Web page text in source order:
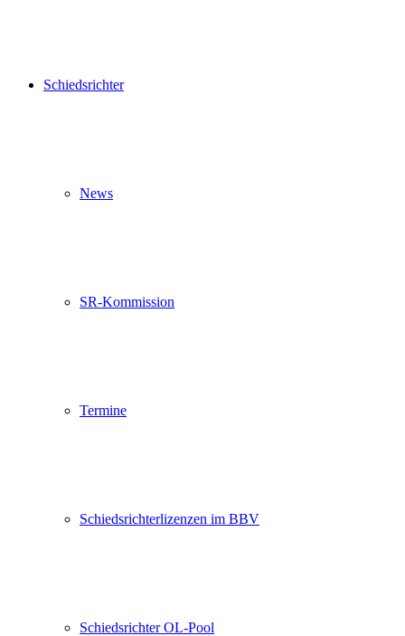
Schiedsrichter
News
SR-Kommission
Termine
Schiedsrichterlizenzen im BBV
Schiedsrichter OL-Pool